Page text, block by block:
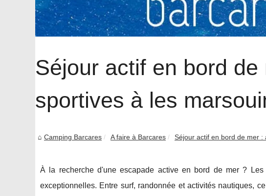
Séjour actif en bord
sportives à les
Camping Barcares A faire à Barcares Séjour actif en bord de mer :
À la recherche d'une escapade active en bord de mer ?
exceptionnelles. Entre surf, randonnée et activités nautiques,